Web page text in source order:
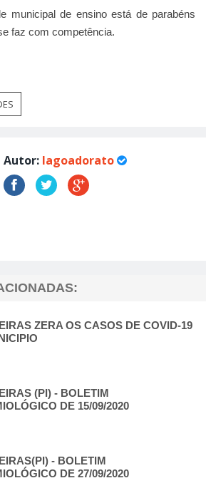
municipal de ensino está de parabéns
faz com competência.
Autor: lagoadorato
ZERA OS CASOS DE COVID-19
(PI) - BOLETIM
DE 15/09/2020
- BOLETIM
DE 27/09/2020